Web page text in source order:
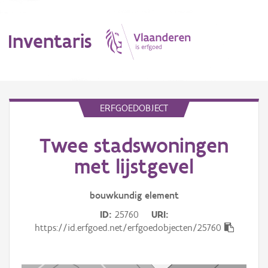
Inventaris
Erfgoedobject
Aanduidingsobject
ERFGOEDOBJECT
Twee stadswoningen
met lijstgevel
bouwkundig element
ID 25760
URI
https://id.erfgoed.net/erfgoedobjecten/25760